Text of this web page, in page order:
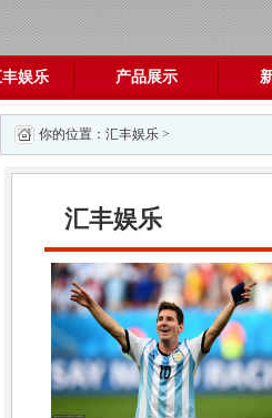
娱乐 产品展示
你的位置： 汇丰娱乐 >
汇丰娱乐